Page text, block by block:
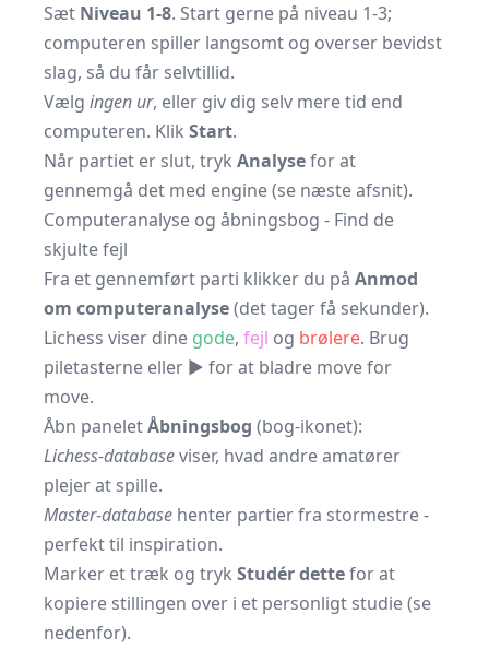
Sæt Niveau 1-8. Start gerne på niveau 1-3;
computeren spiller langsomt og overser bevidst
slag, så du får selvtillid.
Vælg ingen ur, eller giv dig selv mere tid end
computeren. Klik Start.
Når partiet er slut, tryk Analysefor at
gennemgå det med engine (se næste afsnit).
Computeranalyse og åbningsbog - Find de
skjulte fejl
Fra et gennemført parti klikker du på Anmod
om computeranalyse(det tager få sekunder).
Lichess viser dine gode, fejl og brølere. Brug
piletasterne eller ▶ for at bladre move for
move.
Åbn paneletÅbningsbog (bog-ikonet):
Lichess-databaseviser, hvad andre amatører
plejer at spille.
Master-database henter partier fra stormestre -
perfekt til inspiration.
Marker et træk og tryk Studér dettefor at
kopiere stillingen over i et personligt studie (se
nedenfor).